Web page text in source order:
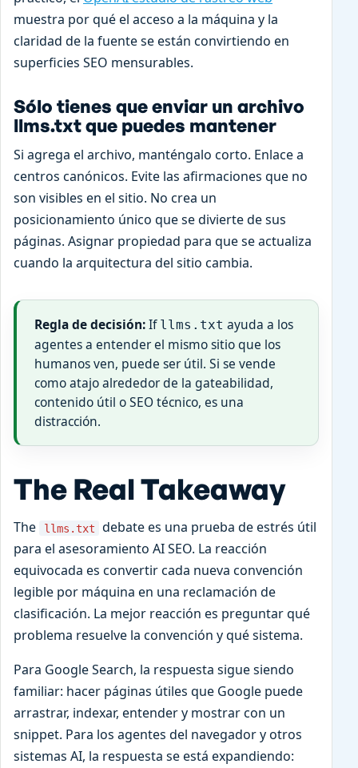
muestra por qué el acceso a la máquina y la
claridad de la fuente se están convirtiendo en
superficies SEO mensurables.
Sólo tienes que enviar un archivo
llms.txt que puedes mantener
Si agrega el archivo, manténgalo corto. Enlace a
centros canónicos. Evite las afirmaciones que no
son visibles en el sitio. No crea un
posicionamiento único que se divierte de sus
páginas. Asignar propiedad para que se actualiza
cuando la arquitectura del sitio cambia.
Regla de decisión:If llms.txt ayuda a los
agentes a entender el mismo sitio que los
humanos ven, puede ser útil. Si se vende
como atajo alrededor de la gateabilidad,
contenido útil o SEO técnico, es una
distracción.
The Real Takeaway
The llms.txt
debate es una prueba de estrés útil
para el asesoramiento AI SEO. La reacción
equivocada es convertir cada nueva convención
legible por máquina en una reclamación de
clasificación. La mejor reacción es preguntar qué
problema resuelve la convención y qué sistema.
Para Google Search, la respuesta sigue siendo
familiar: hacer páginas útiles que Google puede
arrastrar, indexar, entender y mostrar con un
snippet. Para los agentes del navegador y otros
sistemas AI, la respuesta se está expandiendo: